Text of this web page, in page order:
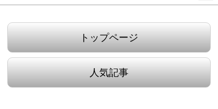
トップページ
人気記事